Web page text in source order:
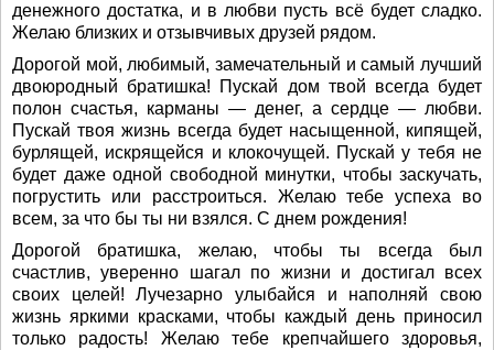
денежного достатка, и в любви пусть всё будет сладко.
Желаю близких и отзывчивых друзей рядом.
Дорогой мой, любимый, замечательный и самый лучший
двоюродный братишка! Пускай дом твой всегда будет
полон счастья, карманы ― денег, а сердце ― любви.
Пускай твоя жизнь всегда будет насыщенной, кипящей,
бурлящей, искрящейся и клокочущей. Пускай у тебя не
будет даже одной свободной минутки, чтобы заскучать,
погрустить или расстроиться. Желаю тебе успеха во
всем, за что бы ты ни взялся. С днем рождения!
Дорогой братишка, желаю, чтобы ты всегда был
счастлив, уверенно шагал по жизни и достигал всех
своих целей! Лучезарно улыбайся и наполняй свою
жизнь яркими красками, чтобы каждый день приносил
только радость! Желаю тебе крепчайшего здоровья,